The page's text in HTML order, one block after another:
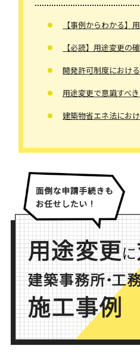
【事例からわかる】
【必読】用途変更の
開発許可制度におけ
用途変更で意識すべ
建築物省エネ法にお